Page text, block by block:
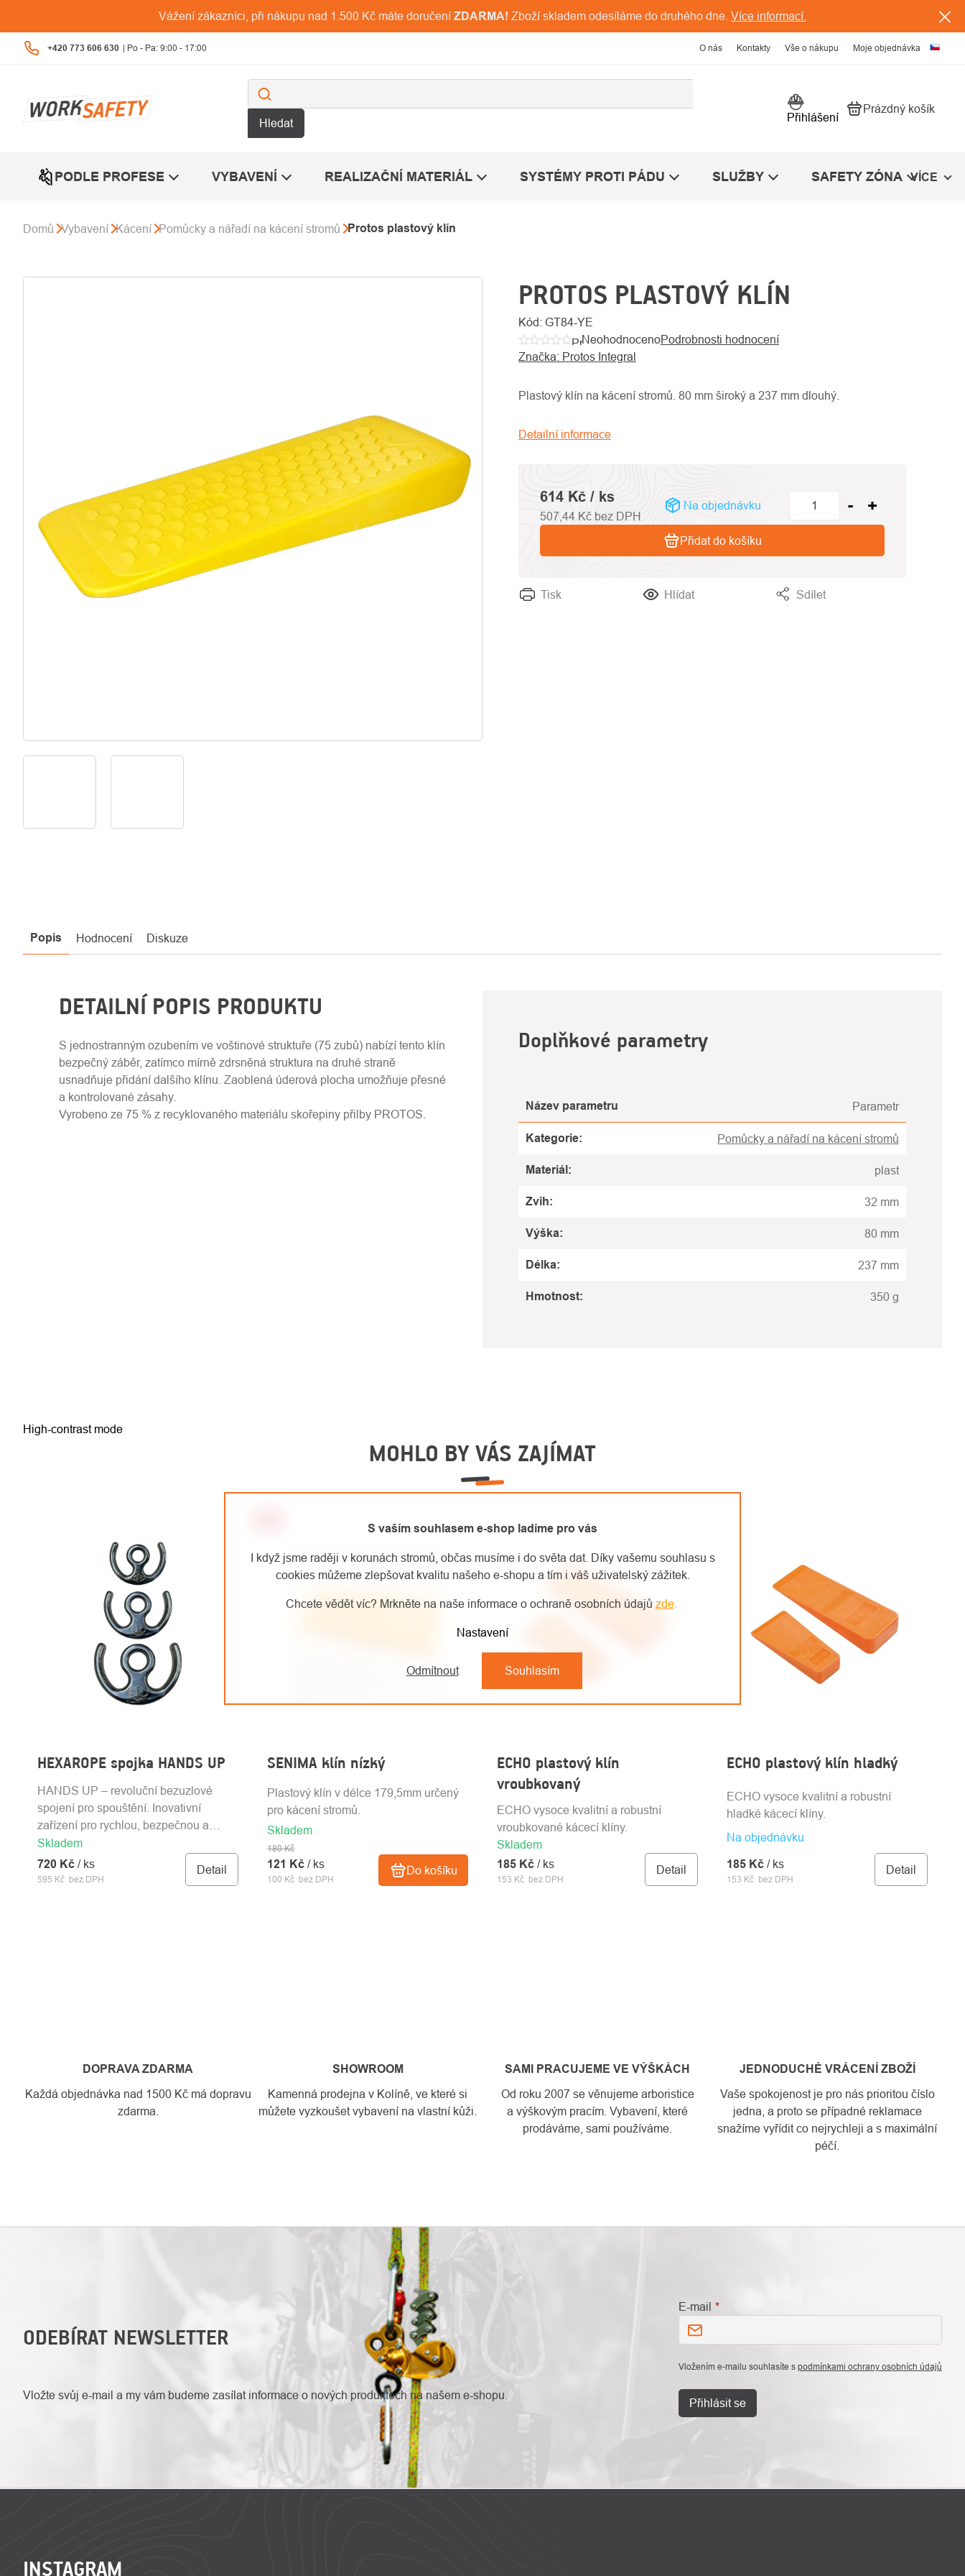
S vaším souhlasem e-shop ladíme pro vás
I když jsme raději v korunách stromů, občas musíme i do světa dat. Díky vašemu souhlasu s
cookies můžeme zlepšovat kvalitu našeho e-shopu a tím i váš uživatelský zážitek.
Chcete vědět víc? Mrkněte na naše informace o ochraně osobních údajů zde.
Nastavení
Odmítnout Souhlasím
obsah
Vážení zákazníci, při nákupu nad 1.500 Kč máte doručení ZDARMA! Zboží skladem odesíláme do druhého dne. Více informací.
+420 773 606 630 O nás Kontakty Vše o nákupu Moje objednávka
Hledat Přihlášení Nákupní košík
Prázdný košík
PODLE PROFESE VYBAVENÍ REALIZAČNÍ MATERIÁL SYSTÉMY PROTI PÁDU SLUŽBY SAFETY ZÓNA VÍCE
Domů Vybavení Kácení Pomůcky a nářadí na kácení stromů Protos plastový klín
PROTOS PLASTOVÝ KLÍN
Kód: GT84-YE
Průměrné
hodnocení
je
z
hvězdiček.
NeohodnocenoPodrobnosti hodnocení
Značka: Protos Integral
Plastový klín na kácení stromů. 80 mm široký a 237 mm dlouhý.
Detailní informace
Tisk Hlídat Sdílet
614 Kč / ks
507,44 Kč bez DPH
Na objednávku
Přidat do košíku
Popis Hodnocení Diskuze
DETAILNÍ POPIS PRODUKTU
S jednostranným ozubením ve voštinové struktuře (75 zubů) nabízí tento klín
bezpečný záběr, zatímco mírně zdrsněná struktura na druhé straně
usnadňuje přidání dalšího klínu. Zaoblená úderová plocha umožňuje přesné
a kontrolované zásahy.
Vyrobeno ze 75 % z recyklovaného materiálu skořepiny přilby PROTOS.
Doplňkové parametry
Název parametru Parametr
Kategorie: Pomůcky a nářadí na kácení stromů
Materiál: plast
Zvih: 32 mm
Výška: 80 mm
Délka: 237 mm
Hmotnost: 350 g
High-contrast mode
MOHLO BY VÁS ZAJÍMAT
HEXAROPE spojka HANDS UP
Skladem
595 Kč bez DPH
720 Kč / ks Detail
HANDS UP – revoluční bezuzlové
spojení pro spouštění. Inovativní
zařízení pro rychlou, bezpečnou a
efektivní manipulaci s lanovými
systémy bez nutnosti uzlů. Navrženo
pro profesionály v arboristice, lesnictví,
SENIMA klín nízký
Skladem
100 Kč bez DPH
180 Kč
121 Kč / ks Do košíku
Plastový klín v délce 179,5mm určený
pro kácení stromů.
ECHO plastový klín
vroubkovaný
Skladem
153 Kč bez DPH
185 Kč / ks Detail
ECHO vysoce kvalitní a robustní
vroubkované kácecí klíny.
ECHO plastový klín hladký
Na objednávku
153 Kč bez DPH
185 Kč / ks Detail
ECHO vysoce kvalitní a robustní
hladké kácecí klíny.
DOPRAVA ZDARMA
Každá objednávka nad 1500 Kč má dopravu
zdarma.
SHOWROOM
Kamenná prodejna v Kolíně, ve které si
můžete vyzkoušet vybavení na vlastní kůži.
SAMI PRACUJEME VE VÝŠKÁCH
Od roku 2007 se věnujeme arboristice
a výškovým pracím. Vybavení, které
prodáváme, sami používáme.
JEDNODUCHÉ VRÁCENÍ ZBOŽÍ
Vaše spokojenost je pro nás prioritou číslo
jedna, a proto se případné reklamace
snažíme vyřídit co nejrychleji a s maximální
péčí.
ODEBÍRAT NEWSLETTER
Vložte svůj e-mail a my vám budeme zasílat informace o nových produktech na našem e-shopu.
E-mail
Vložením e-mailu souhlasíte s podmínkami ochrany osobních údajů
Přihlásit se
INSTAGRAM